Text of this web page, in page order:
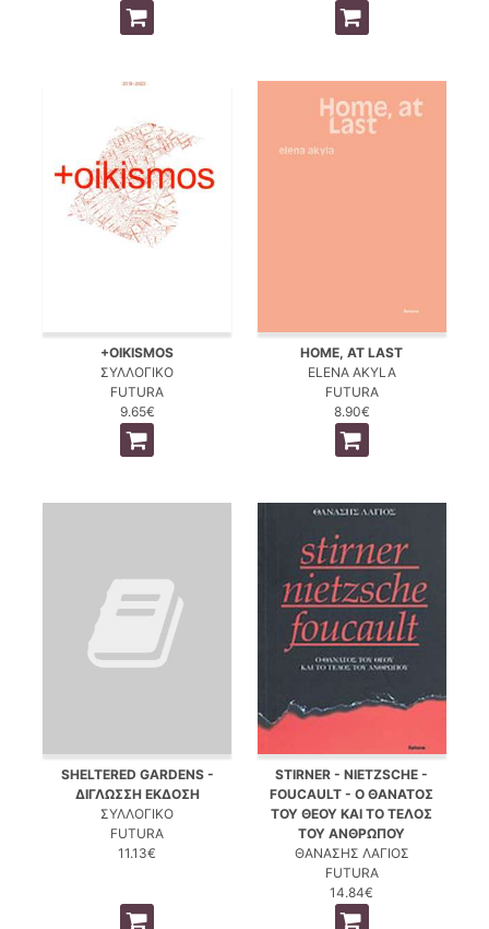
+OIKISMOS
ΣΥΛΛΟΓΙΚΟ
FUTURA
9.65€
HOME, AT LAST
ELENA AKYLA
FUTURA
8.90€
SHELTERED GARDENS -
ΔΙΓΛΩΣΣΗ ΕΚΔΟΣΗ
ΣΥΛΛΟΓΙΚΟ
FUTURA
11.13€
STIRNER - NIETZSCHE -
FOUCAULT - Ο ΘΑΝΑΤΟΣ
ΤΟΥ ΘΕΟΥ ΚΑΙ ΤΟ ΤΕΛΟΣ
ΤΟΥ ΑΝΘΡΩΠΟΥ
ΘΑΝΑΣΗΣ ΛΑΓΙΟΣ
FUTURA
14.84€